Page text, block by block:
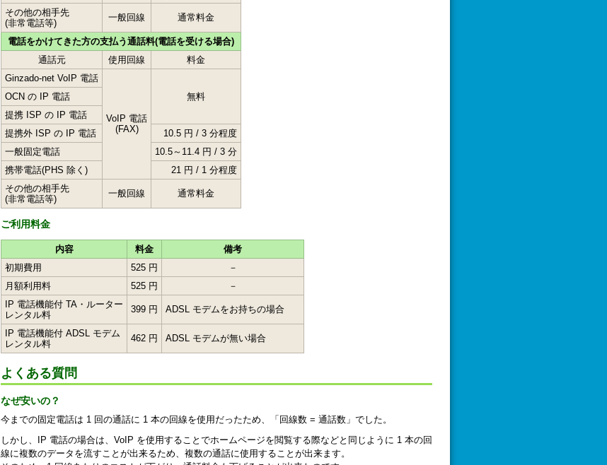
その他の相手先
(非常電話等)
一般回線 通常料金
電話をかけてきた方の支払う通話料(電話を受ける場合)
通話元
使用回線
料金
Ginzado-net VoIP 電話
VoIP 電話
(FAX)
無料
OCN の IP 電話
提携 ISP の IP 電話
提携外 ISP の IP 電話
10.5 円 / 3 分程度
一般固定電話
10.5～11.4 円 / 3 分
携帯電話(PHS 除く)
21 円 / 1 分程度
その他の相手先
(非常電話等)
一般回線 通常料金
ご利用料金
内容 料金
備考
初期費用
525 円
－
月額利用料
525 円
－
IP 電話機能付 TA・ルーター
レンタル料
399 円 ADSL モデムをお持ちの場合
IP 電話機能付 ADSL モデム
レンタル料
462 円 ADSL モデムが無い場合
よくある質問
なぜ安いの？
今までの固定電話は 1 回の通話に 1 本の回線を使用だったため、「回線数 = 通話数」でした。
しかし、IP 電話の場合は、VoIP を使用することでホームページを閲覧する際などと同じように 1 本の回
線に複数のデータを流すことが出来るため、複数の通話に使用することが出来ます。